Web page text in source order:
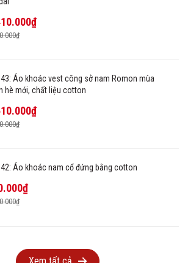
Áo khoác vest công sở nam Romon mùa
hè mới, chất liệu cotton
Áo khoác nam cổ đứng bằng cotton